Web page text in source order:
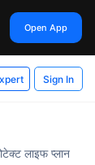
Open App
Sign In
लाइफ प्लान